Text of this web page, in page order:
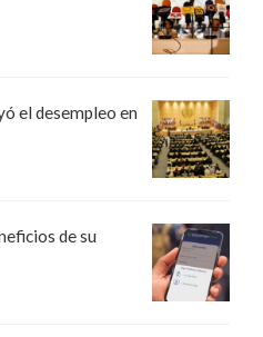
el desempleo en
de su